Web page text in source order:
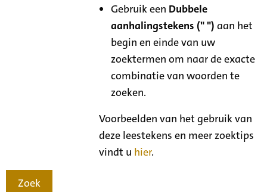
Gebruik een Dubbele
aanhalingstekens (" ") aan het
begin en einde van uw
zoektermen om naar de exacte
combinatie van woorden te
zoeken.
Voorbeelden van het gebruik van
deze leestekens en meer zoektips
vindt u hier.
Zoek